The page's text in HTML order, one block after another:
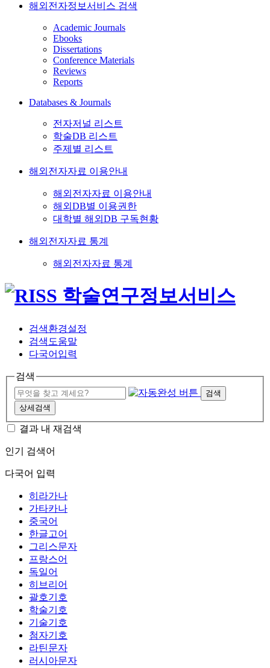
해외전자정보서비스 검색
Academic Journals
Ebooks
Dissertations
Conference Materials
Reviews
Reports
Databases & Journals
전자저널 리스트
학술DB 리스트
주제별 리스트
해외전자자료 이용안내
해외전자자료 이용안내
해외DB별 이용권한
대학별 해외DB 구독현황
해외전자자료 통계
해외전자자료 통계
검색환경설정
검색도움말
다국어입력
검색
검색
상세검색
결과 내 재검색
인기 검색어
다국어 입력
히라가나
가타카나
중국어
한글고어
그리스문자
프랑스어
독일어
히브리어
괄호기호
학술기호
기술기호
첨자기호
라틴문자
러시아문자